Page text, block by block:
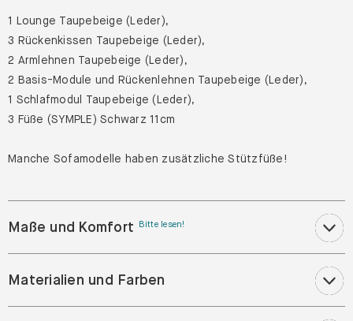
1 Lounge Taupebeige (Leder),
3 Rückenkissen Taupebeige (Leder),
2 Armlehnen Taupebeige (Leder),
2 Basis-Module und Rückenlehnen Taupebeige (Leder),
1 Schlafmodul Taupebeige (Leder),
3 Füße (SYMPLE) Schwarz 11cm
Manche Sofamodelle haben zusätzliche Stützfüße!
Maße und Komfort Bitte lesen!
Materialien und Farben